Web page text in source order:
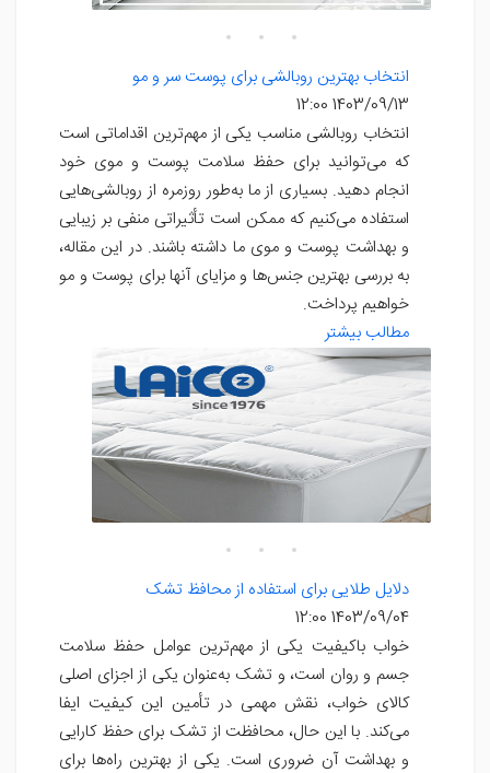
انتخاب بهترین روبالشی برای پوست سر و مو
1403/09/13 12:00
انتخاب روبالشی مناسب یکی از مهم‌ترین اقداماتی است
که می‌توانید برای حفظ سلامت پوست و موی خود
انجام دهید. بسیاری از ما به‌طور روزمره از روبالشی‌هایی
استفاده می‌کنیم که ممکن است تأثیراتی منفی بر زیبایی
و بهداشت پوست و موی ما داشته باشند. در این مقاله،
به بررسی بهترین جنس‌ها و مزایای آنها برای پوست و مو
خواهیم پرداخت.
مطالب بیشتر
دلایل طلایی برای استفاده از محافظ تشک
1403/09/04 12:00
خواب باکیفیت یکی از مهم‌ترین عوامل حفظ سلامت
جسم و روان است، و تشک به‌عنوان یکی از اجزای اصلی
کالای خواب، نقش مهمی در تأمین این کیفیت ایفا
می‌کند. با این حال، محافظت از تشک برای حفظ کارایی
و بهداشت آن ضروری است. یکی از بهترین راه‌ها برای